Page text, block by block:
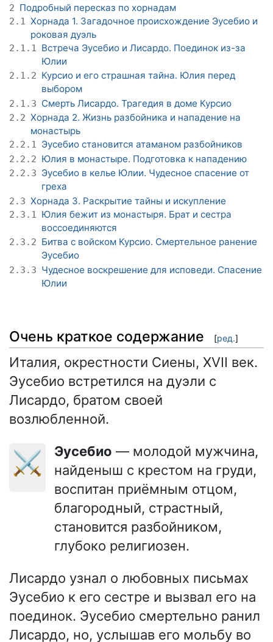
2 Подробный пересказ по хорнадам
2.1 Хорнада 1. Загадочное происхождение Эусебио и
роковая дуэль
2.1.1 Встреча Эусебио и Лисардо. Поединок из-за
Юлии
2.1.2 Курсио и его страшная тайна. Юлия перед
выбором
2.1.3 Смерть Лисардо. Трагедия в доме Курсио
2.2 Хорнада 2. Жизнь разбойника и нападение на
монастырь
2.2.1 Эусебио становится атаманом разбойников
2.2.2 Юлия в монастыре. Подготовка к нападению
2.2.3 Эусебио в келье Юлии. Чудесное спасение от
греха
2.3 Хорнада 3. Раскрытие тайны и искупление
2.3.1 Юлия бежит из монастыря. Брат и сестра
воссоединяются
2.3.2 Битва с войском Курсио. Смертельное ранение
Эусебио
2.3.3 Чудесное воскрешение для исповеди. Спасение
Юлии
Очень краткое содержание [ред.]
Италия, окрестности Сиены, XVII век.
Эусебио встретился на дуэли с
Лисардо, братом своей
возлюбленной.
⚔️ Эусебио — молодой мужчина,
найденыш с крестом на груди,
воспитан приёмным отцом,
благородный, страстный,
становится разбойником,
глубоко религиозен.
Лисардо узнал о любовных письмах
Эусебио к его сестре и вызвал его на
поединок. Эусебио смертельно ранил
Лисардо, но, услышав его мольбу во